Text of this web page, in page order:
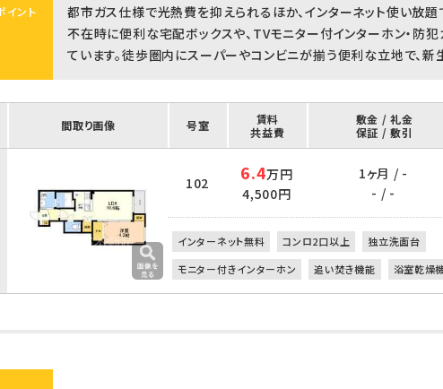
イント
都市ガス仕様で光熱費を抑えられるほか、インターネット使い放題
不在時に便利な宅配ボックスや、TVモニター付インターホン・防
ています。徒歩圏内にスーパーやコンビニが揃う便利な立地で、新
間取り画像 号室
賃料
共益費
敷金 / 礼金
保証 / 敷引
102 6.4万円
4,500円
1ヶ月 / -
- / -
インターネット無料 コンロ2口以上
独立洗面台
モニター付きインターホン
追い焚き機能 浴室乾燥